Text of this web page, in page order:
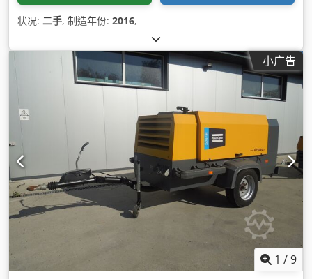
状况: 二手, 制造年份: 2016,
小广告
1 /9